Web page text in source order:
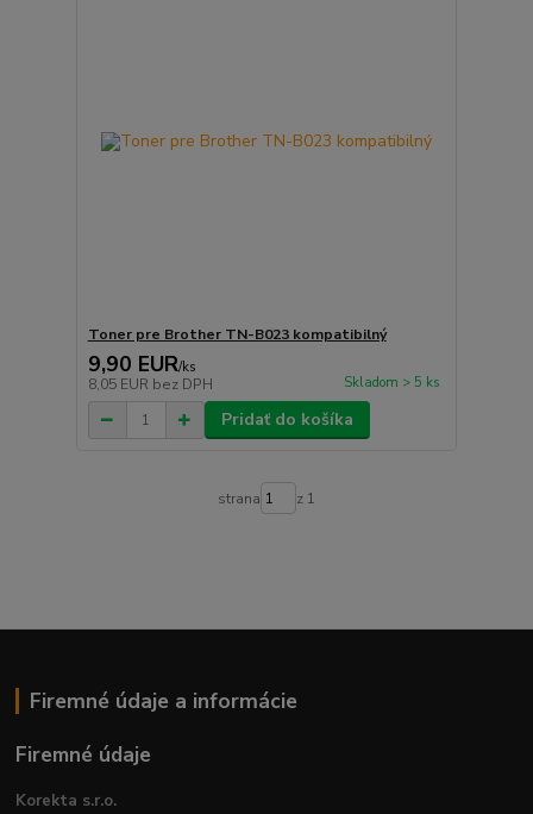
Toner pre Brother TN-B023 kompatibilný
9,90 EUR/ks
8,05 EUR bez DPH Skladom > 5 ks
Pridať do košíka
strana z 1
Firemné údaje a informácie
Firemné údaje
Korekta s.r.o.